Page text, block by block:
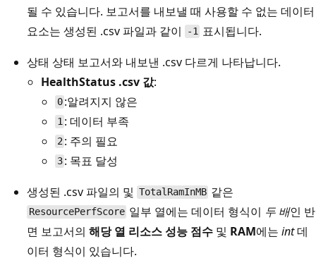
될 수 있습니다. 보고서를 내보낼 때 사용할 수 없는 데이터
요소는 생성된 .csv 파일과 같이
-1 표시됩니다.
상태 상태 보고서와 내보낸 .csv 다르게 나타납니다.
HealthStatus .csv 값:
0 :알려지지 않은
1 : 데이터 부족
2 : 주의 필요
3 : 목표 달성
생성된 .csv 파일의 및 TotalRamInMB 같은
ResourcePerfScore 일부 열에는 데이터 형식이 두 배인 반
면 보고서의 해당 열 리소스 성능 점수 및 RAM에는 int데
이터 형식이 있습니다.